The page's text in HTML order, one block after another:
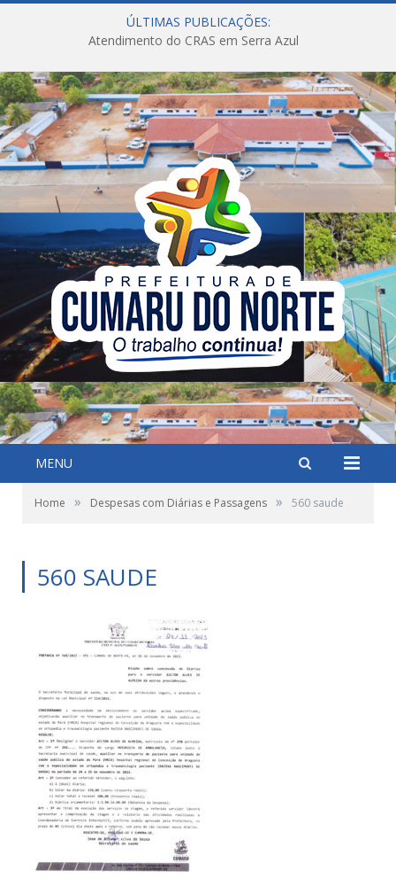
ÚLTIMAS PUBLICAÇÕES:
Atendimento do CRAS em Serra Azul
MENU
Home » Despesas com Diárias e Passagens » 560 saude
560 SAUDE